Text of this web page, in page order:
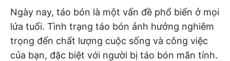
Ngày nay, táo bón là một vấn đề phổ biến ở mọi
lứa tuổi. Tình trạng táo bón ảnh hưởng nghiêm
trọng đến chất lượng cuộc sống và công việc
của bạn, đặc biệt với người bị táo bón mãn tính.